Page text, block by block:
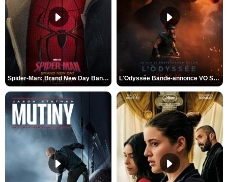
Spider-Man: Brand New Day Bande-annonce VO STFR L'Odyssée Bande-annonce VO STFR